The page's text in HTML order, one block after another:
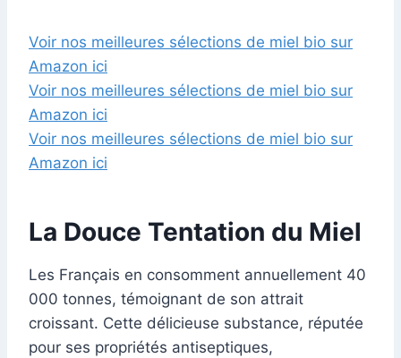
Voir nos meilleures sélections de miel bio sur
Amazon ici
Voir nos meilleures sélections de miel bio sur
Amazon ici
Voir nos meilleures sélections de miel bio sur
Amazon ici
La Douce Tentation du Miel
Les Français en consomment annuellement 40
000 tonnes, témoignant de son attrait
croissant. Cette délicieuse substance, réputée
pour ses propriétés antiseptiques,